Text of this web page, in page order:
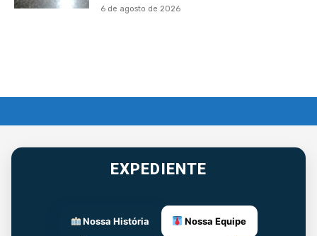
6 de agosto de 2026
EXPEDIENTE
Nossa História Nossa Equipe